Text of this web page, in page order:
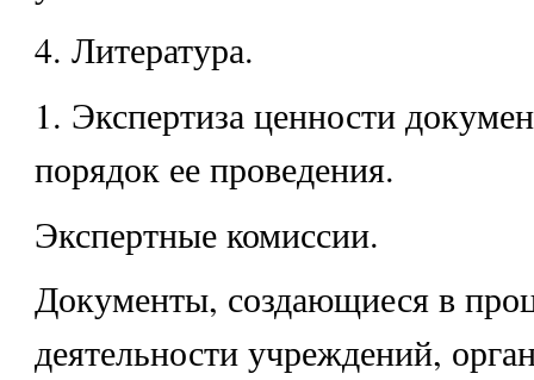
4. Литература.
1. Экспертиза ценности
порядок ее проведения.
Экспертные комиссии.
Документы, создающиеся в
деятельности учреждений,